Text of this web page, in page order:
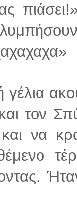
γέλια
τον
να